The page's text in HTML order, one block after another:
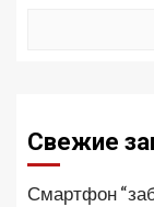
Свежие
Смартфон